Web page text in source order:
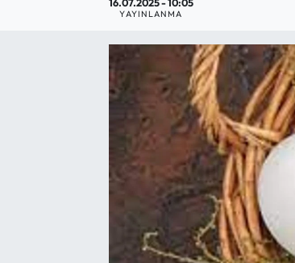
YAYINLANMA
İş Fırsatları
Araştırma-Rapor